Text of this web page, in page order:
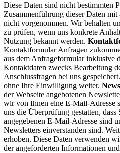
Diese Daten sind nicht bestimmten
Zusammenführung dieser Daten
nicht vorgenommen. Wir behalten
zu prüfen, wenn uns konkrete
Nutzung bekannt werden.
Kontaktformular Anfragen
aus dem Anfrageformular inklusive
Kontaktdaten zwecks Bearbeitung
Anschlussfragen bei uns
ohne Ihre Einwilligung weiter.
der Webseite angebotenen
wir von Ihnen eine E-Mail-Adresse
uns die Überprüfung gestatten, dass
angegebenen E-Mail-Adresse sind
Newsletters einverstanden sind.
erhoben. Diese Daten verwenden
der angeforderten Informationen